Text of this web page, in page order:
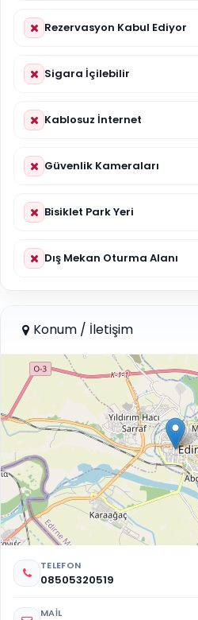
Rezervasyon Kabul Ediyor
Sigara İçilebilir
Kablosuz İnternet
Güvenlik Kameraları
Bisiklet Park Yeri
Dış Mekan Oturma Alanı
Konum / İletişim
TELEFON
08505320519
MAIL